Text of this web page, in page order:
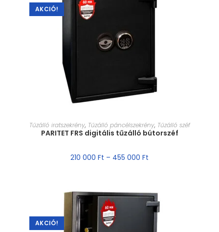
AKCIÓ!
MÉRET VÁLASZTÁSA
Tűzálló iratszekrény, Tűzálló páncélszekrény, Tűzálló széf
PARITET FRS digitális tűzálló bútorszéf
210 000 Ft – 455 000 Ft
AKCIÓ!